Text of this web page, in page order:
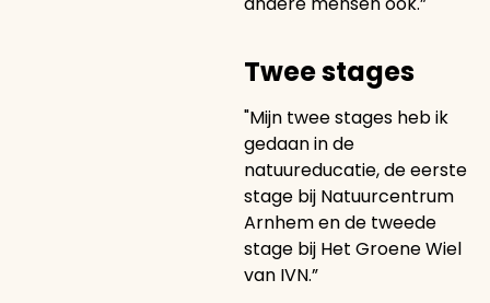
Twee stages
"Mijn twee stages heb ik
gedaan in de
natuureducatie, de eerste
stage bij Natuurcentrum
Arnhem en de tweede
stage bij Het Groene Wiel
van IVN.”